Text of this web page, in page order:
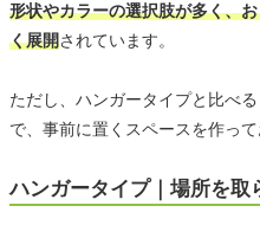
形状やカラーの選択肢が多く、
く展開されています。
ただし、ハンガータイプと比べ
で、事前に置くスペースを作って
ハンガータイプ｜場所を取